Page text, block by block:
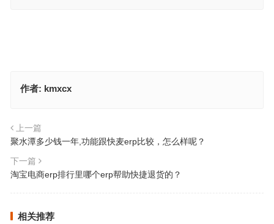
作者: kmxcx
上一篇
聚水潭多少钱一年,功能跟快麦erp比较，怎么样呢？
下一篇
淘宝电商erp排行里哪个erp帮助快捷退货的？
相关推荐